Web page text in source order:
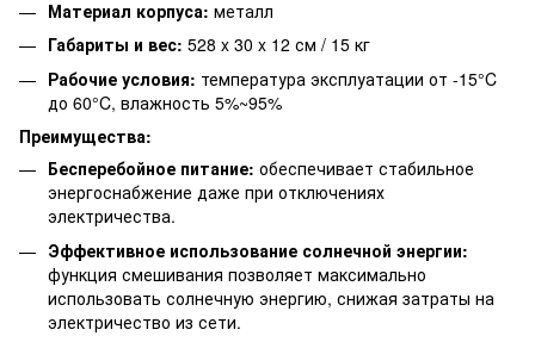
Материал корпуса: металл
Габариты и вес: 528 x 30 x 12 см / 15 кг
Рабочие условия: температура эксплуатации от -15°C
до 60°C, влажность 5%~95%
Преимущества:
Бесперебойное питание: обеспечивает стабильное
энергоснабжение даже при отключениях
электричества.
Эффективное использование солнечной энергии:
функция смешивания позволяет максимально
использовать солнечную энергию, снижая затраты на
электричество из сети.